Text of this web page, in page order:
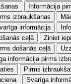
Informācija
izbraukšanas
informācija
ceļā
Ziniet
došanās ceļā
informācija pirms
Pirms
Svarīga